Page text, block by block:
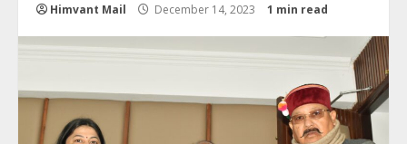
Himvant Mail December 14, 2023 1 min read